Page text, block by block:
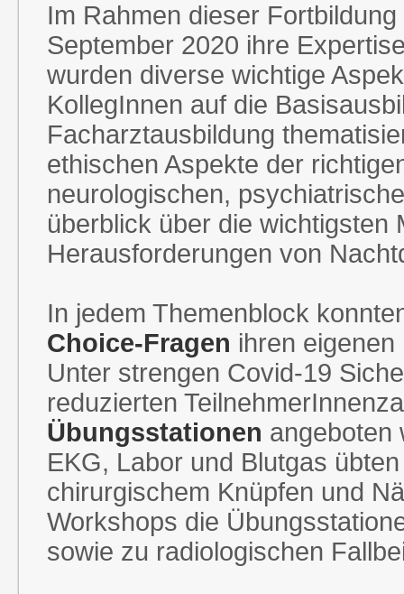
Im Rahmen dieser
September 2020 ihre
wurden diverse wichtige
KollegInnen auf die
Facharztausbildung
ethischen Aspekte der
neurologischen,
überblick über die wichtigsten
Herausforderungen von
In jedem Themenblock
Choice-Fragen ihren
Unter strengen Covid-19
reduzierten
Übungsstationen angeboten
EKG, Labor und Blutgas
chirurgischem Knüpfen und
Workshops die
sowie zu radiologischen